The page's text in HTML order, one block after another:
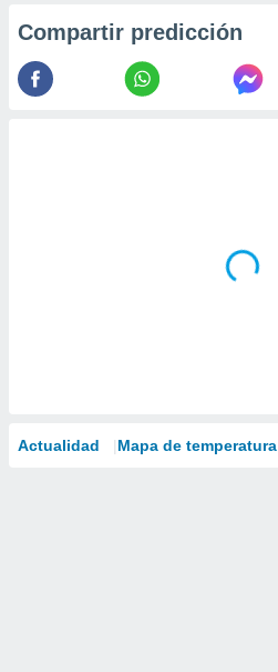
Compartir predicción
Actualidad Mapa de temperatura